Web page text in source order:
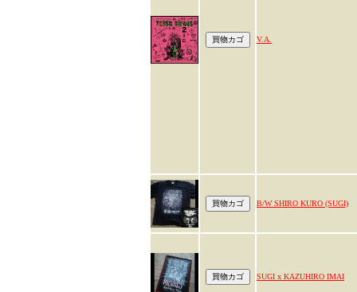
V.A.
B/W SHIRO KURO (SUGI)
SUGI x KAZUHIRO IMAI